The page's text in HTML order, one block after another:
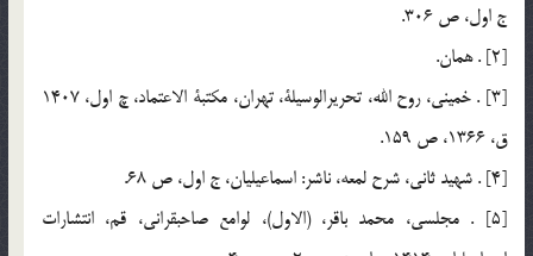
ج اول، ص 306.
[2] . همان.
[3] . خميني، روح الله، تحريرالوسيلة، تهران، مكتبة الاعتماد، چ اول، 1407
ق، 1366، ص 159.
[4] . شهيد ثاني، شرح لمعه، ناشر: اسماعيليان، ج اول، ص 68.
[5] . مجلسي، محمد باقر، (الاول)، لوامع صاحبقراني، قم، انتشارات